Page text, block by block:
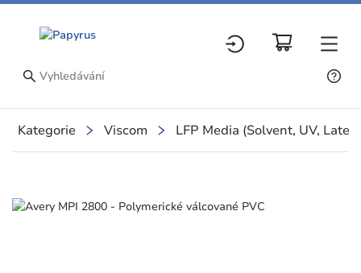
Kategorie Viscom LFP Media (Solvent, UV,
Slide 1 of 1